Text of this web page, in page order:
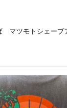
ツモトシェーブ